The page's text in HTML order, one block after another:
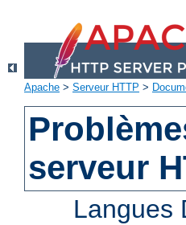
Apache > Serveur HTTP >
serveur
Langues